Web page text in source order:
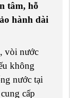
tâm, hỗ
hành dài
vòi nước
không
nước tại
cấp